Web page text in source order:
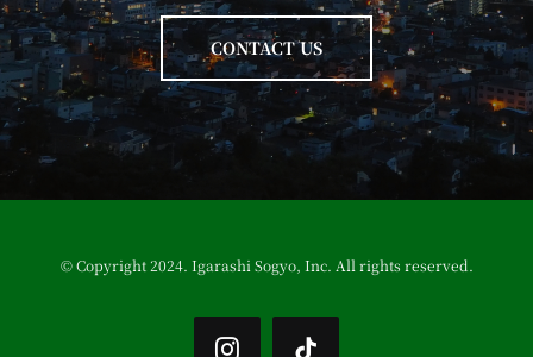
CONTACT US
© Copyright 2024. Igarashi Sogyo, Inc. All rights reserved.